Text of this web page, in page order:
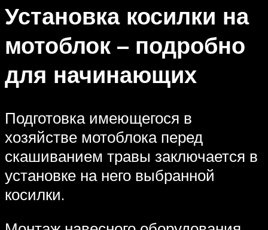
Установка косилки на
мотоблок – подробно
для начинающих
Подготовка имеющегося в
хозяйстве мотоблока перед
скашиванием травы заключается в
установке на него выбранной
косилки.